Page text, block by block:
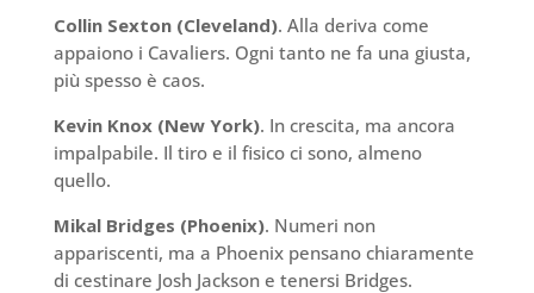
Collin Sexton (Cleveland). Alla deriva come
appaiono i Cavaliers. Ogni tanto ne fa una giusta,
più spesso è caos.
Kevin Knox (New York). In crescita, ma ancora
impalpabile. Il tiro e il fisico ci sono, almeno
quello.
Mikal Bridges (Phoenix). Numeri non
appariscenti, ma a Phoenix pensano chiaramente
di cestinare Josh Jackson e tenersi Bridges.